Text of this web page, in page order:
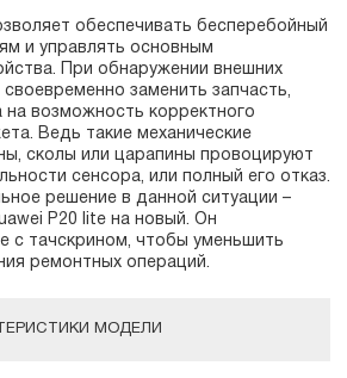
обеспечивать бесперебойный
и управлять основным
При обнаружении внешних
заменить запчасть,
на возможность корректного
Ведь такие механические
сколы или царапины провоцируют
сенсора, или полный его отказ.
решение в данной ситуации –
P20 lite на новый. Он
с тачскрином, чтобы уменьшить
ремонтных операций.
МОДЕЛИ